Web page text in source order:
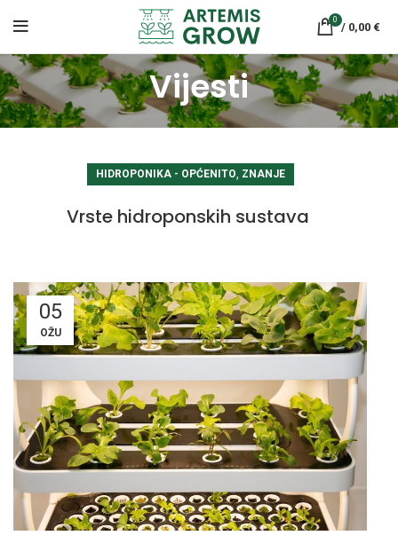
0
/ 0,00 €
Vijesti
HIDROPONIKA - OPĆENITO, ZNANJE
Vrste hidroponskih sustava
05
OŽU